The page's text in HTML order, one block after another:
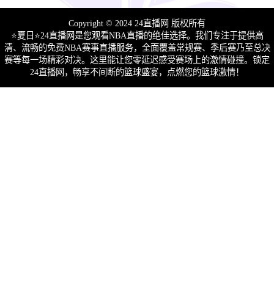
Copyright © 2024 24直播网 版权所有
⭐️夏日⭐24直播网是您观看NBA直播的绝佳选择。我们专注于提供高
清、流畅的免费NBA赛事直播服务，全面覆盖常规赛、季后赛乃至总决
赛等每一场精彩对决。这里能让您零延迟感受赛场上的激情碰撞。锁定
24直播网，畅享不间断的篮球盛宴，点燃您的篮球激情！